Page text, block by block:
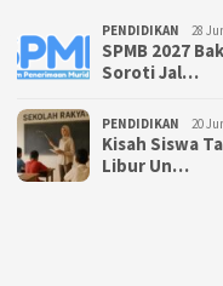
PENDIDIKAN 28
SPMB 2027
Soroti Jal…
PENDIDIKAN 20
Kisah Siswa
Libur Un…